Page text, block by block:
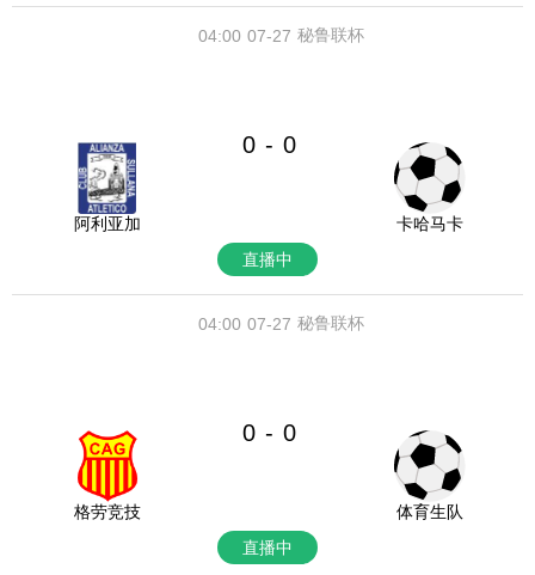
07-27
04:00 秘鲁联杯
阿利亚加
0 - 0
卡哈马卡
直播中
07-27
04:00 秘鲁联杯
格劳竞技
0 - 0
体育生队
直播中